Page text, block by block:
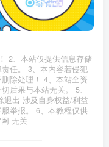
2、本站仅提供信息存储
任。 3、本内容若侵犯
除处理！ 4、本站全资
后果与本站无关。 5、
退出 涉及自身权益/利益
举报。 6、本教程仅供
无关